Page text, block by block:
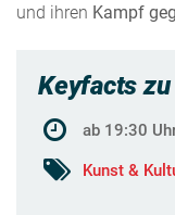
und ihren Kampf
Keyfacts
ab 19:30
Kunst &